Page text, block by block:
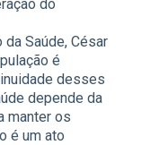
do
Saúde, César
é
desses
depende da
manter os
é um ato